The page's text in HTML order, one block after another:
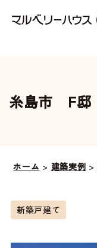
糸島市 F邸
ホーム > 建築実例 >
新築戸建て